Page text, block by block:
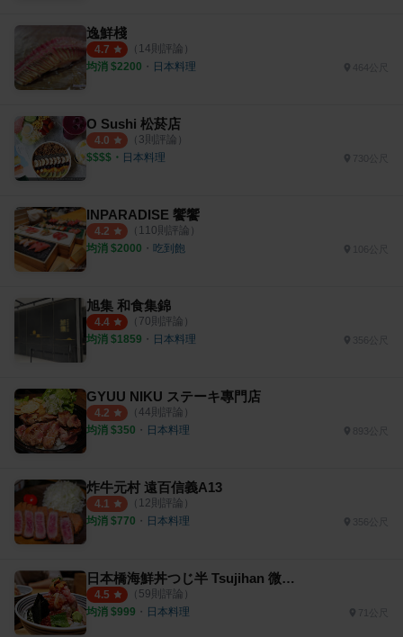
逸鮮棧
4.7 （ 14則評論）
均消 $2200 ・ 日本料理 464公尺
O Sushi 松菸店
4.0 （ 3則評論）
$$$$ ・ 日本料理
INPARADISE 饗饗
4.2 （ 110則評論）
均消 $2000 ・ 吃到飽
旭集 和食集錦
4.4 （ 70則評論）
均消 $1859 ・ 日本料理 356公尺
GYUU NIKU ステーキ專門店
4.2 （ 44則評論）
均消 $350 ・ 日本料理
炸牛元村 遠百信義A13
4.1 （ 12則評論）
均消 $770 ・ 日本料理 356公尺
日本橋海鮮丼つじ半 Tsujihan 微風信義店
4.5 （ 59則評論）
均消 $999 ・ 日本料理